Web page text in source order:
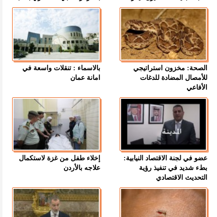
الصحة: مخزون استراتيجي
للأمصال المضادة للدغات
الأفاعي
بالاسماء : تنقلات واسعة في
امانة عمان
عضو في لجنة الاقتصاد النيابية:
بطء شديد في تنفيذ رؤية
التحديث الاقتصادي
إخلاء طفل من غزة لاستكمال
علاجه بالأردن